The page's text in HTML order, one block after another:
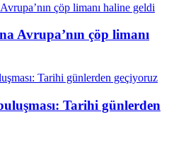
Avrupa’nın çöp limanı
Tarihi günlerden